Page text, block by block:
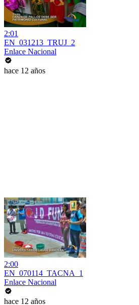
2:01
EN_031213_TRUJ_2
Enlace Nacional
hace 12 años
2:00
EN_070114_TACNA_1
Enlace Nacional
hace 12 años